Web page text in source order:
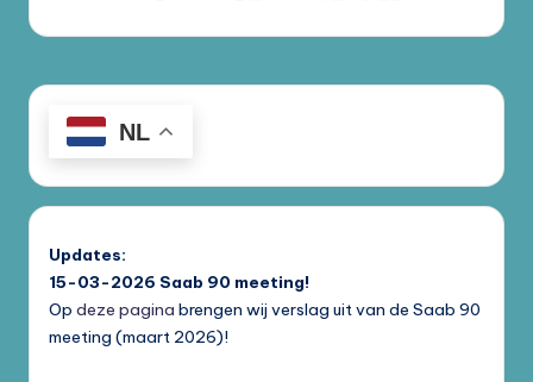
NL
Updates:
15-03-2026 Saab 90 meeting!
Op deze pagina brengen wij verslag uit van de Saab 90
meeting (maart 2026)!